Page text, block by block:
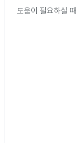
도움이 필요하실